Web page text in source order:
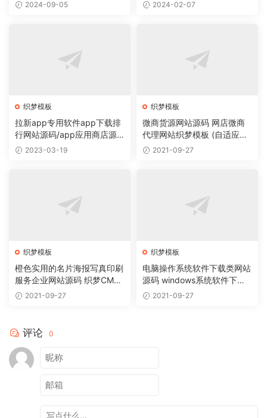
2024-09-05 2024-02-07
织梦模板
拉新app专用软件app下载排
行网站源码/app应用商店源
码 2023-03-19
织梦模板
微商货源网站源码 网店微商
代理网站织梦模板 (自适应手
机版)2021-09-27
织梦模板
橙色实用的名片海报写真印刷
服务企业网站源码 织梦CMS
模板2021-09-27
织梦模板
电脑操作系统软件下载类网站
源码 windows系统软件下载
网站织梦模板
2021-09-27
评论 0